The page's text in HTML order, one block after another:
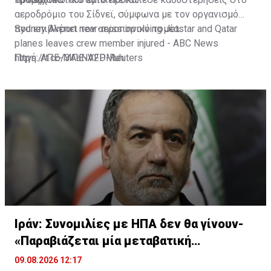
αεροδρόμιο του Σίδνεϊ, σύμφωνα με τον οργανισμό
που επιβλέπει τον αεροπορικό τομέα.
Sydney Airport near-miss involving Jetstar and Qatar
planes leaves crew member injured - ABC News
https://t.co/3AaNV2DMuh
Πηγή: ΑΠΕ-ΜΠΕ-AFP-Reuters
Ιράν: Συνομιλίες με ΗΠΑ δεν θα γίνουν-
«Παραβιάζεται μία μεταβατική
συμφωνία»
09.08.2026 12:17